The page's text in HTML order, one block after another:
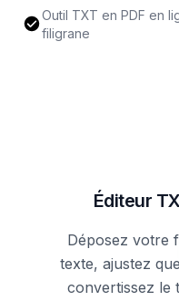
Outil TXT en PDF en
filigrane
Éditeur
Déposez votre
texte, ajustez
convertissez le